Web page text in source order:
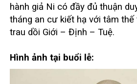
hành giả Ni có đầy đủ thuận
tháng an cư kiết hạ với tâm thế
trau dồi Giới – Định – Tuệ.
Hình ảnh tại buổi lễ: